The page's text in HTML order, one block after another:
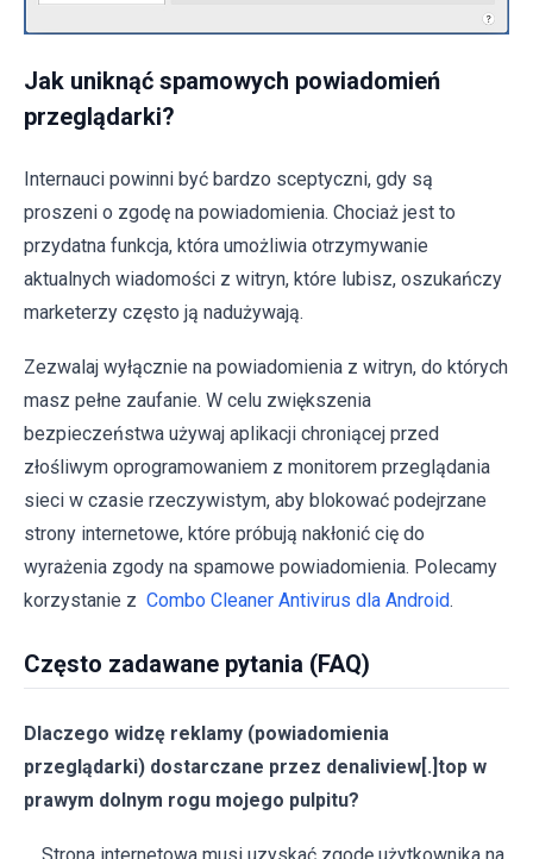
Jak uniknąć spamowych powiadomień
przeglądarki?
Internauci powinni być bardzo sceptyczni, gdy są
proszeni o zgodę na powiadomienia. Chociaż jest to
przydatna funkcja, która umożliwia otrzymywanie
aktualnych wiadomości z witryn, które lubisz, oszukańczy
marketerzy często ją nadużywają.
Zezwalaj wyłącznie na powiadomienia z witryn, do których
masz pełne zaufanie. W celu zwiększenia
bezpieczeństwa używaj aplikacji chroniącej przed
złośliwym oprogramowaniem z monitorem przeglądania
sieci w czasie rzeczywistym, aby blokować podejrzane
strony internetowe, które próbują nakłonić cię do
wyrażenia zgody na spamowe powiadomienia. Polecamy
korzystanie z Combo Cleaner Antivirus dla Android.
Często zadawane pytania (FAQ)
Dlaczego widzę reklamy (powiadomienia
przeglądarki) dostarczane przez denaliview[.]top w
prawym dolnym rogu mojego pulpitu?